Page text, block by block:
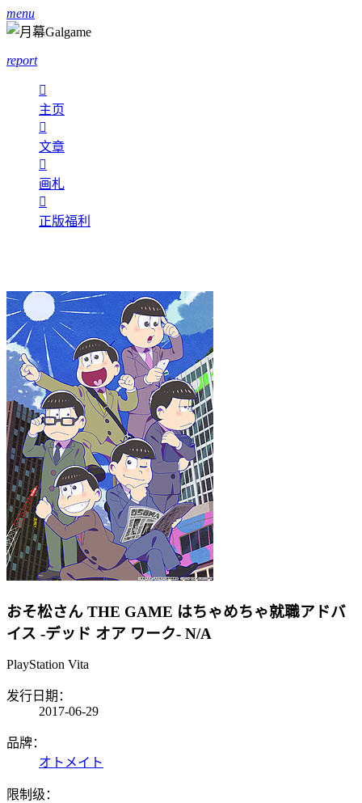
menu
report

主页

文章

画札

正版福利
おそ松さん THE GAME はちゃめちゃ就職アドバ
イス -デッド オア ワーク- N/A
PlayStation Vita
发行日期：
2017-06-29
品牌：
オトメイト
限制级：